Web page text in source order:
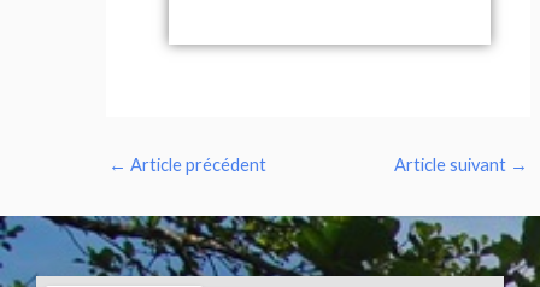
← Article précédent Article suivant →